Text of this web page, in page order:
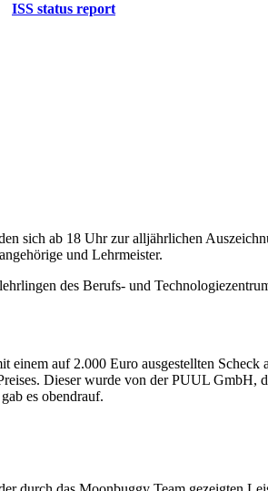
ISS status report
sich ab 18 Uhr zur alljährlichen
und Lehrmeister.
des Berufs- und
auf 2.000 Euro ausgestellten
Dieser wurde von der PUUL
es obendrauf.